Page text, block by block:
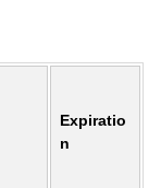
Expiratio
n